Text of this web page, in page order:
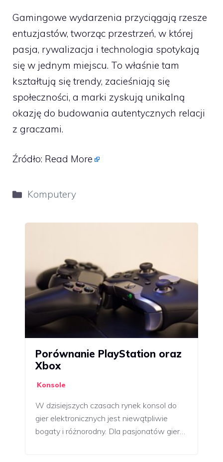
Gamingowe wydarzenia przyciągają rzesze
entuzjastów, tworząc przestrzeń, w której
pasja, rywalizacja i technologia spotykają
się w jednym miejscu. To właśnie tam
kształtują się trendy, zacieśniają się
społeczności, a marki zyskują unikalną
okazję do budowania autentycznych relacji
z graczami.
Źródło: Read More
Kategorie
Komputery
Porównanie PlayStation oraz
Xbox
Konsole
W dzisiejszych czasach rynek konsol do
gier elektronicznych jest niewątpliwie
bogaty i różnorodny. Dla pasjonatów gier…